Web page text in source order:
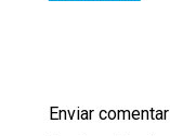
Enviar